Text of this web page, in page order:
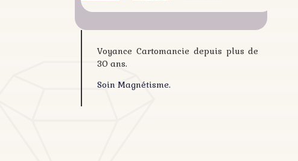
Voyance Cartomancie depuis plus de
30 ans.
Soin Magnétisme.